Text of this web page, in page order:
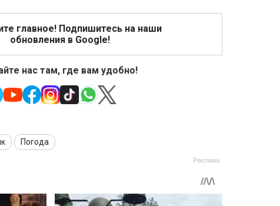
главное! Подпишитесь на наши
обновления в Google!
нас там, где вам удобно!
Погода